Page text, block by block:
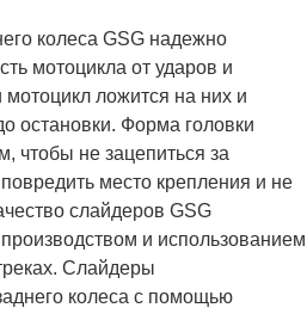
колеса GSG надежно
мотоцикла от ударов и
ложится на них и
остановки. Форма головки
чтобы не зацепиться за
место крепления и не
слайдеров GSG
и использованием
Слайдеры
колеса с помощью